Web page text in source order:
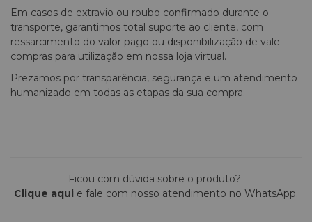
Em casos de extravio ou roubo confirmado durante o
transporte, garantimos total suporte ao cliente, com
ressarcimento do valor pago ou disponibilização de vale-
compras para utilização em nossa loja virtual.
Prezamos por transparência, segurança e um atendimento
humanizado em todas as etapas da sua compra.
Ficou com dúvida sobre o produto?
Clique aqui e fale com nosso atendimento no WhatsApp.